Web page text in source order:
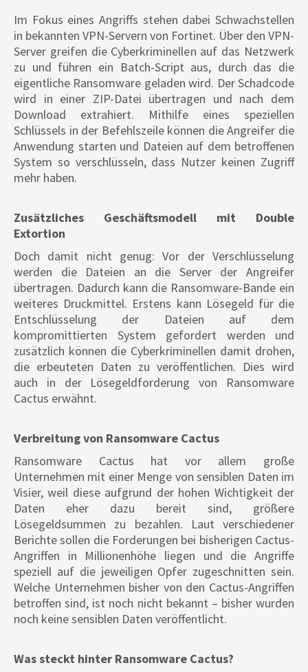
Im Fokus eines Angriffs stehen dabei Schwachstellen
in bekannten VPN-Servern von Fortinet. Über den VPN-
Server greifen die Cyberkriminellen auf das Netzwerk
zu und führen ein Batch-Script aus, durch das die
eigentliche Ransomware geladen wird. Der Schadcode
wird in einer ZIP-Datei übertragen und nach dem
Download extrahiert. Mithilfe eines speziellen
Schlüssels in der Befehlszeile können die Angreifer die
Anwendung starten und Dateien auf dem betroffenen
System so verschlüsseln, dass Nutzer keinen Zugriff
mehr haben.
Zusätzliches Geschäftsmodell mit Double
Extortion
Doch damit nicht genug: Vor der Verschlüsselung
werden die Dateien an die Server der Angreifer
übertragen. Dadurch kann die Ransomware-Bande ein
weiteres Druckmittel. Erstens kann Lösegeld für die
Entschlüsselung der Dateien auf dem
kompromittierten System gefordert werden und
zusätzlich können die Cyberkriminellen damit drohen,
die erbeuteten Daten zu veröffentlichen. Dies wird
auch in der Lösegeldforderung von Ransomware
Cactus erwähnt.
Verbreitung von Ransomware Cactus
Ransomware Cactus hat vor allem große
Unternehmen mit einer Menge von sensiblen Daten im
Visier, weil diese aufgrund der hohen Wichtigkeit der
Daten eher dazu bereit sind, größere
Lösegeldsummen zu bezahlen. Laut verschiedener
Berichte sollen die Forderungen bei bisherigen Cactus-
Angriffen in Millionenhöhe liegen und die Angriffe
speziell auf die jeweiligen Opfer zugeschnitten sein.
Welche Unternehmen bisher von den Cactus-Angriffen
betroffen sind, ist noch nicht bekannt – bisher wurden
noch keine sensiblen Daten veröffentlicht.
Was steckt hinter Ransomware Cactus?